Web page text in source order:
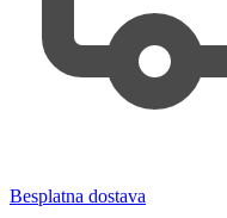
Besplatna dostava